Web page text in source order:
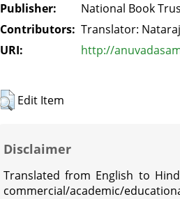
Publisher:
National Book
Contributors: Translator:
URI:
http://
Edit Item
Disclaimer
Translated from English to
commercial/academic/